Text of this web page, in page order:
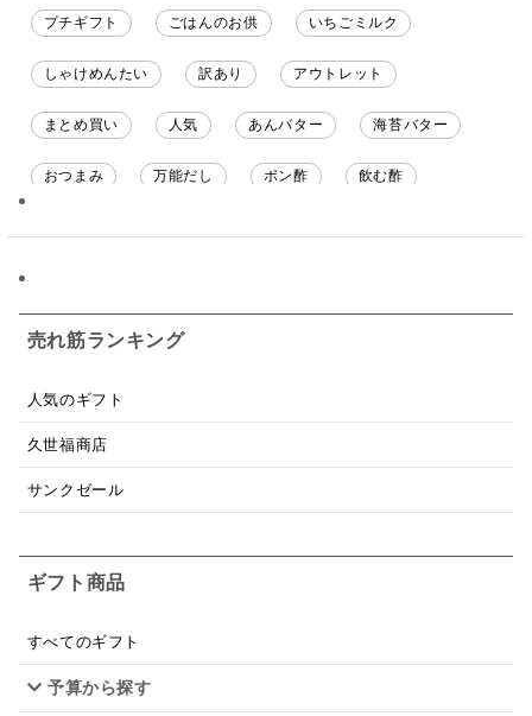
プチギフト ごはんのお供 いちごミルク
しゃけめんたい 訳あり アウトレット
まとめ買い 人気 あんバター 海苔バター
おつまみ 万能だし ポン酢 飲む酢
パスタソース 醤油
日本ワイン
あごだし
ドレッシング
和塩 混ぜご飯の素
売れ筋ランキング
人気のギフト
久世福商店
サンクゼール
ギフト商品
すべてのギフト
予算から探す